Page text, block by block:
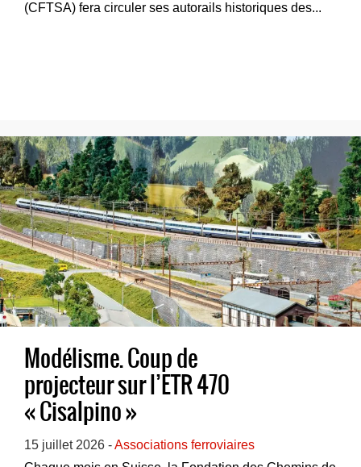
(CFTSA) fera circuler ses autorails historiques des...
Modélisme. Coup de
projecteur sur l’ETR 470
« Cisalpino »
15 juillet 2026 -Associations ferroviaires